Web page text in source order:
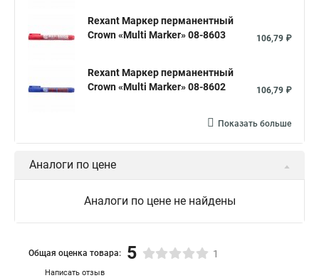
Rexant Маркер перманентный
Crown «Multi Marker» 08-8603
106,79 ₽
Rexant Маркер перманентный
Crown «Multi Marker» 08-8602
106,79 ₽
Показать больше
Аналоги по цене
Аналоги по цене не найдены
Написать отзыв
Общая оценка товара: 5 1